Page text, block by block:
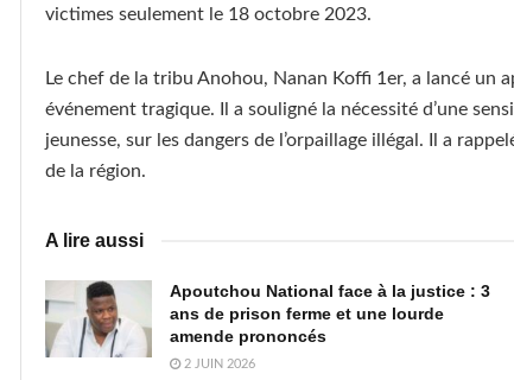
victimes seulement le 18 octobre 2023.
Le chef de la tribu Anohou, Nanan Koffi 1er, a lancé
événement tragique. Il a souligné la nécessité d’une
jeunesse, sur les dangers de l’orpaillage illégal. Il a
de la région.
A lire aussi
Apoutchou National face à la justice : 3
ans de prison ferme et une lourde
amende prononcés
2 JUIN 2026